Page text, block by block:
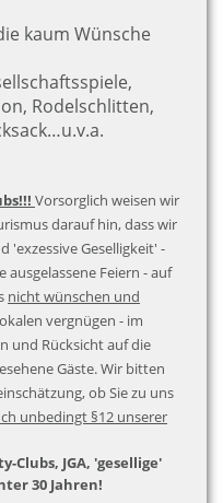
kaum Wünsche
Rodelschlitten,
Vorsorglich weisen wir
darauf hin, dass wir
'exzessive Geselligkeit' -
Feiern - auf
nicht wünschen und
vergnügen - im
und Rücksicht auf die
Gäste. Wir bitten
ob Sie zu uns
unbedingt §12 unserer
Clubs, JGA, 'gesellige'
30 Jahren!